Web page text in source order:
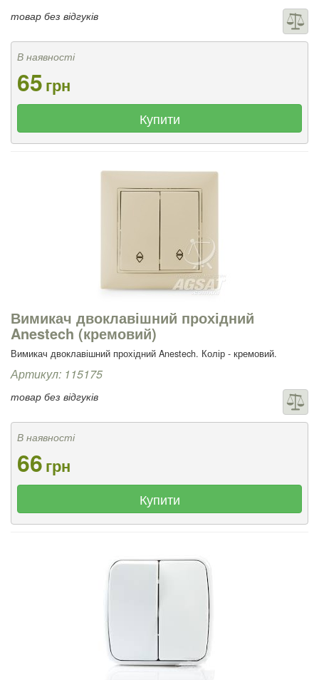
товар без відгуків
В наявності
65грн
Купити
Вимикач двоклавішний прохідний
Anestech (кремовий)
Вимикач двоклавішний прохідний Anestech. Колір - кремовий.
Артикул: 115175
товар без відгуків
В наявності
66грн
Купити